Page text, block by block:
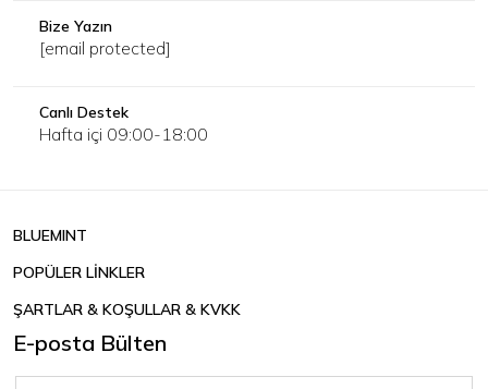
Bize Yazın
[email protected]
Canlı Destek
Hafta içi 09:00-18:00
BLUEMINT
POPÜLER LİNKLER
ŞARTLAR & KOŞULLAR & KVKK
E-posta Bülten